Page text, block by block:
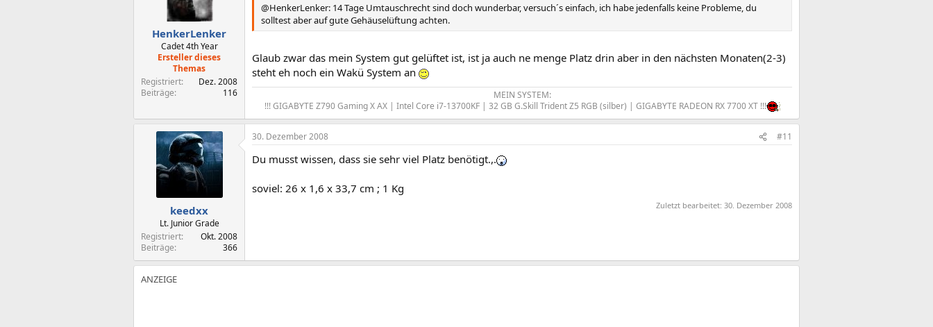
HenkerLenker
Cadet 4th Year
Ersteller dieses
Themas
Registriert
Dez. 2008
Beiträge
116
@HenkerLenker: 14 Tage Umtauschrecht sind doch wunderbar, versuch´s einfach, ich habe jedenfalls keine Probleme, du
solltest aber auf gute Gehäuselüftung achten.
Glaub zwar das mein System gut gelüftet ist, ist ja auch ne menge Platz drin aber in den nächsten Monaten(2-3)
steht eh noch ein Wakü System an
MEIN SYSTEM:
!!! GIGABYTE Z790 Gaming X AX | Intel Core i7-13700KF | 32 GB G.Skill Trident Z5 RGB (silber) | GIGABYTE RADEON RX 7700 XT !!!
keedxx
Lt. Junior Grade
Registriert
Okt. 2008
Beiträge
366
30. Dezember 2008 #11
Du musst wissen, dass sie sehr viel Platz benötigt.,.
soviel: 26 x 1,6 x 33,7 cm ; 1 Kg
Zuletzt bearbeitet: 30. Dezember 2008